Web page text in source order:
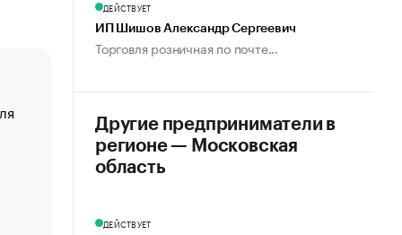
«От спорта тело стареет иначе». Как живет глава
создавшей GTA
«Деньги будут не нужны»: что рассказал Маск в
Economist
управления
ДЕЙСТВУЕТ
ИП Шишов Александр Сергеевич
Торговля розничная по почте...
Другие предприниматели в
регионе — Московская
область
ДЕЙСТВУЕТ